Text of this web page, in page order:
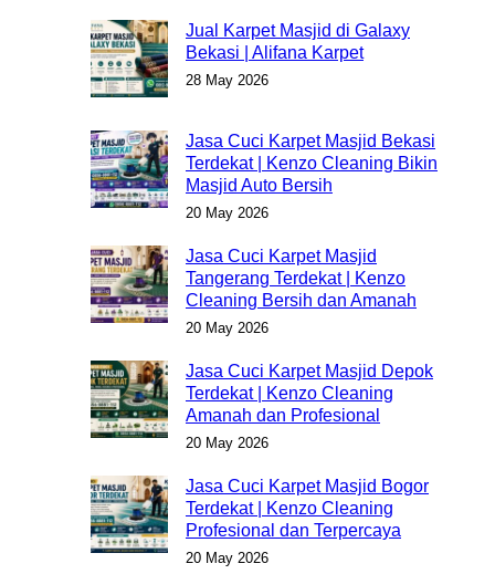
Jual Karpet Masjid di Galaxy
Bekasi | Alifana Karpet
28 May 2026
Jasa Cuci Karpet Masjid Bekasi
Terdekat | Kenzo Cleaning Bikin
Masjid Auto Bersih
20 May 2026
Jasa Cuci Karpet Masjid
Tangerang Terdekat | Kenzo
Cleaning Bersih dan Amanah
20 May 2026
Jasa Cuci Karpet Masjid Depok
Terdekat | Kenzo Cleaning
Amanah dan Profesional
20 May 2026
Jasa Cuci Karpet Masjid Bogor
Terdekat | Kenzo Cleaning
Profesional dan Terpercaya
20 May 2026